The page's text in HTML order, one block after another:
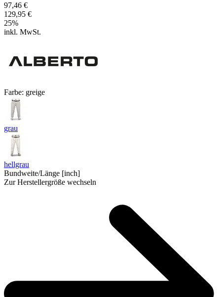
97,46 €
129,95 €
25%
inkl. MwSt.
Farbe: greige
grau
hellgrau
Bundweite/Länge [inch]
Zur Herstellergröße wechseln